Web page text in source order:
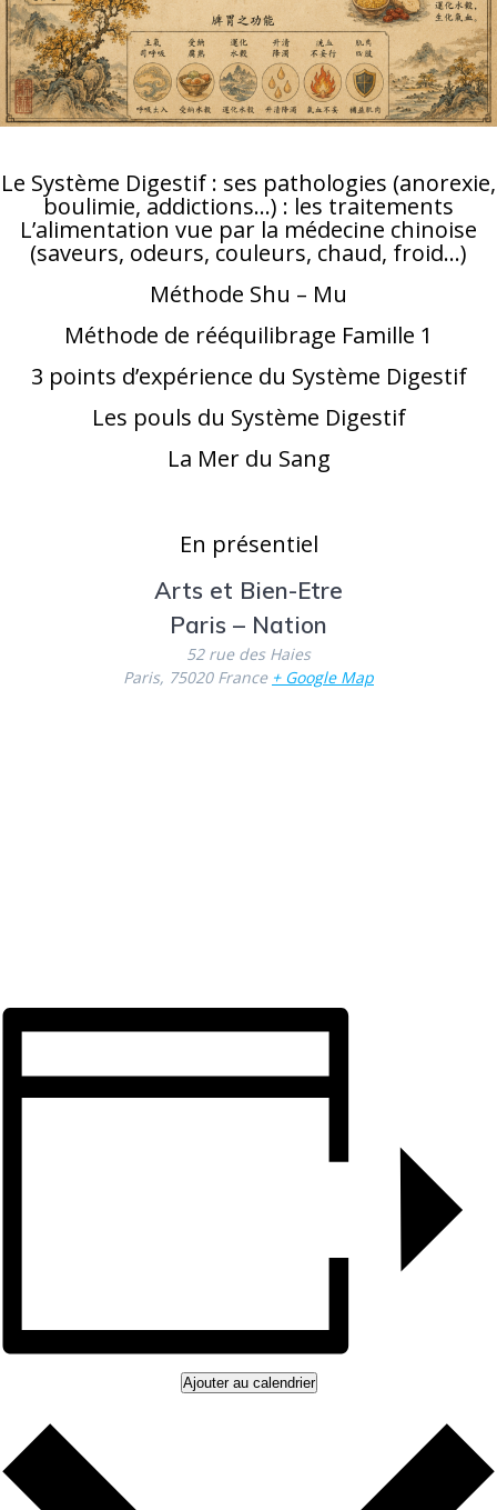
Le Système Digestif : ses pathologies (anorexie,
boulimie, addictions…) : les traitements
L’alimentation vue par la médecine chinoise
(saveurs, odeurs, couleurs, chaud, froid…)
Méthode Shu – Mu
Méthode de rééquilibrage Famille 1
3 points d’expérience du Système Digestif
Les pouls du Système Digestif
La Mer du Sang
En présentiel
Arts et Bien-Etre
Paris – Nation
52 rue des Haies
Paris, 75020 France + Google Map
Ajouter au calendrier